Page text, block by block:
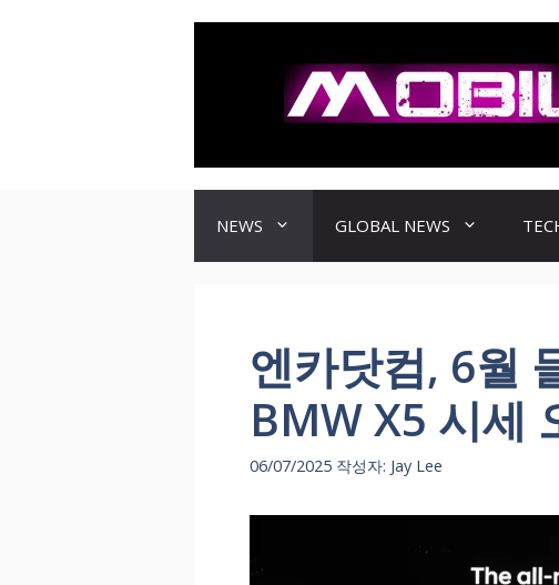
NEWS GLOBAL NEWS
엔카닷컴, 6월
BMW X5 시세
06/07/2025 작성자: Jay Lee